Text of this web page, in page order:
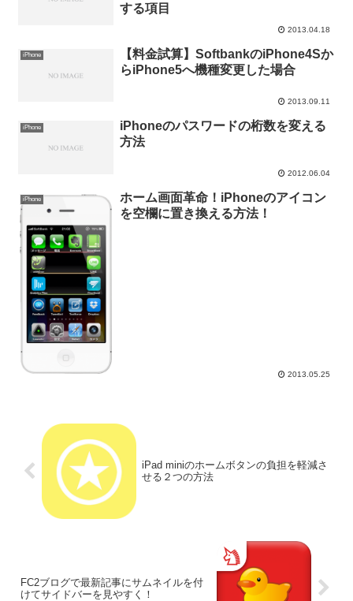
する項目
2013.04.18
iPhone
【料金試算】SoftbankのiPhone4Sか
らiPhone5へ機種変更した場合
2013.09.11
iPhone
iPhoneのパスワードの桁数を変える
方法
2012.06.04
iPhone
ホーム画面革命！iPhoneのアイコン
を空欄に置き換える方法！
2013.05.25
iPad miniのホームボタンの負担を軽減さ
せる２つの方法
FC2ブログで最新記事にサムネイルを付
けてサイドバーを見やすく！